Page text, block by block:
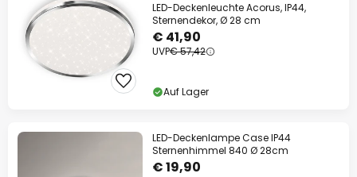
LED-Deckenleuchte Acorus, IP44,
Sternendekor, Ø 28 cm
€ 41,90
UVP€ 57,42
Auf Lager
LED-Deckenlampe Case IP44
Sternenhimmel 840 Ø 28cm
€ 19,90